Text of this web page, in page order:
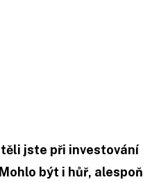
jste při investování
být i hůř, alespoň